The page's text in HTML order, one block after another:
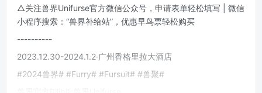
△关注兽界Unifurse官方微信公众号，申请表单轻松填写 | 微信
小程序搜索：“兽界补给站”，优惠早鸟票轻松购买
----------
2023.12.30-2024.1.2·广州香格里拉大酒店
#2024兽界# #Furry# #Fursuit# #兽聚#